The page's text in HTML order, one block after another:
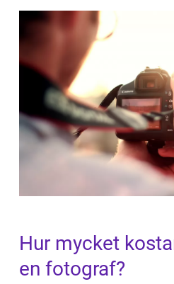
Hur mycket
en fotograf?